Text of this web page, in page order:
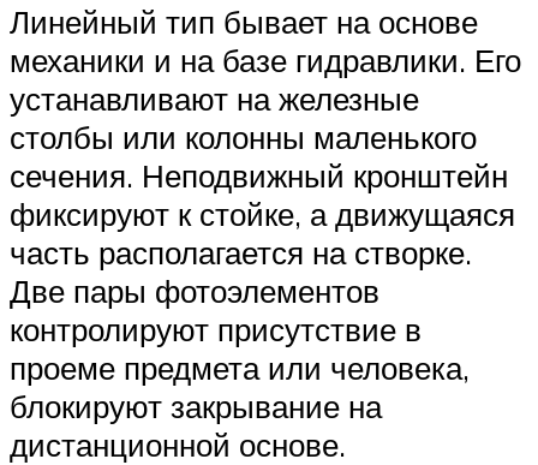
Линейный тип бывает на основе
механики и на базе гидравлики. Его
устанавливают на железные
столбы или колонны маленького
сечения. Неподвижный кронштейн
фиксируют к стойке, а движущаяся
часть располагается на створке.
Две пары фотоэлементов
контролируют присутствие в
проеме предмета или человека,
блокируют закрывание на
дистанционной основе.